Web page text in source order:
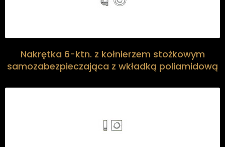
Nakrętka 6-ktn. z kołnierzem stożkowym
samozabezpieczająca z wkładką poliamidową